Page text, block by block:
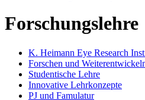
Forschungslehre
K. Heimann Eye Research
Forschen und
Studentische Lehre
Innovative Lehrkonzepte
PJ und Famulatur